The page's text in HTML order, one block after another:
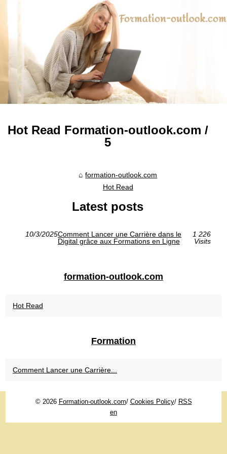
Hot Read Formation-outlook.com /
5
formation-outlook.com
Hot Read
Latest posts
10/3/2025Comment Lancer une Carrière dans le
Digital grâce aux Formations en Ligne
1 226
Visits
formation-outlook.com
Hot Read
Formation
Comment Lancer une Carrière...
© 2026 Formation-outlook.com/ Cookies Policy/ RSS
en